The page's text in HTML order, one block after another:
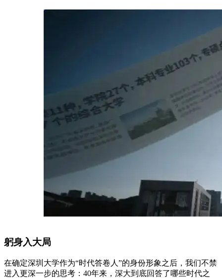
躬身入大局
在确定深圳大学作为“时代答卷人”的身份形象之后，我们不禁
进入更深一步的思考：40年来，深大到底回答了哪些时代之